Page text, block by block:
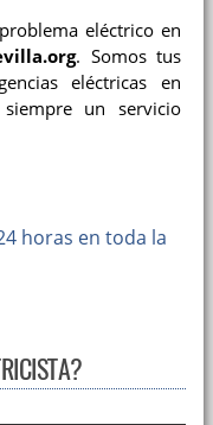
eléctrico en
. Somos tus
eléctricas en
un servicio
horas en toda la